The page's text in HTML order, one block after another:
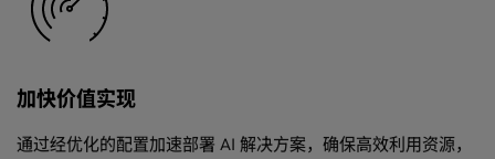
加快价值实现
通过经优化的配置加速部署 AI 解决方案，确保高效利用资源，